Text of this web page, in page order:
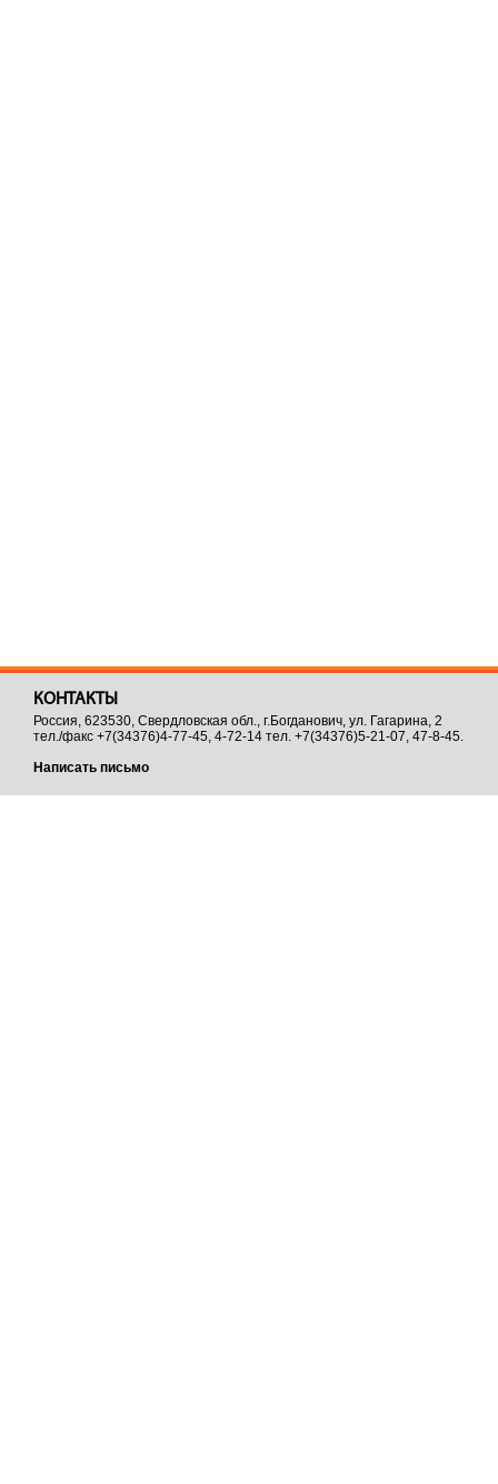
КОНТАКТЫ
Россия, 623530, Свердловская обл., г.Богданович, ул. Гагарина, 2
тел./факс +7(34376)4-77-45, 4-72-14 тел. +7(34376)5-21-07, 47-8-45.
Написать письмо